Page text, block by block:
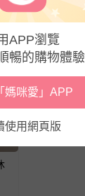
APP瀏覽
暢的購物體驗
媽咪愛」APP
使用網頁版